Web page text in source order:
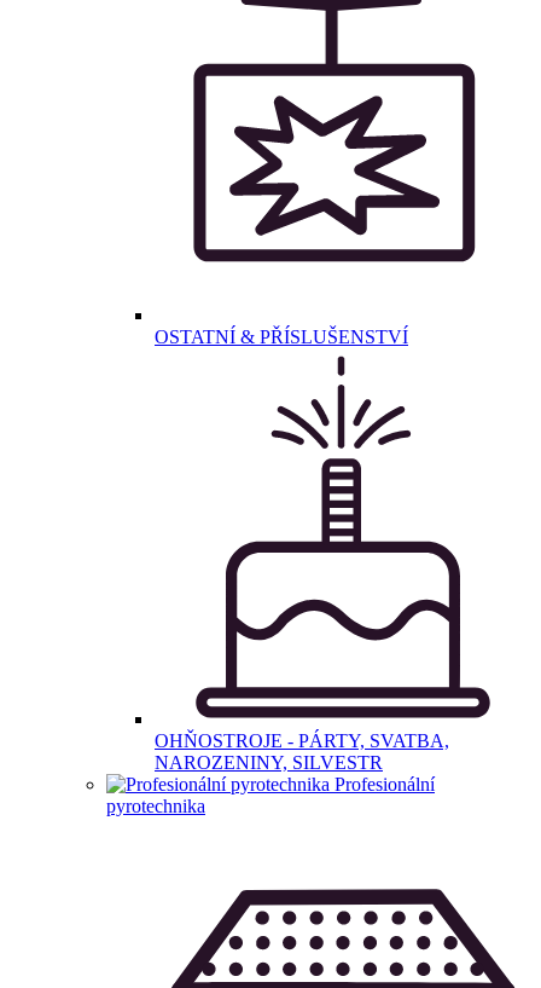
OSTATNÍ & PŘÍSLUŠENSTVÍ
OHŇOSTROJE - PÁRTY, SVATBA,
NAROZENINY, SILVESTR
Profesionální
pyrotechnika